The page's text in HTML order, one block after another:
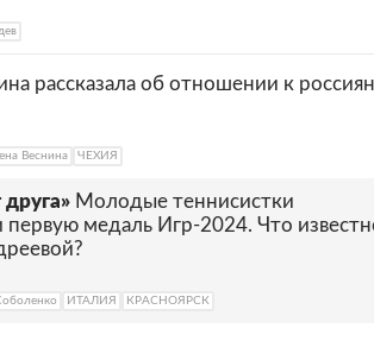
рассказала об отношении к
Веснина ЧЕХИЯ
Молодые теннисистки
первую медаль Игр-2024. Что
ИТАЛИЯ КРАСНОЯРСК